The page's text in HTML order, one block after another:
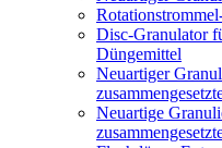
Disc-Granulator
Düngemittel
Neuartiger
Neuartige